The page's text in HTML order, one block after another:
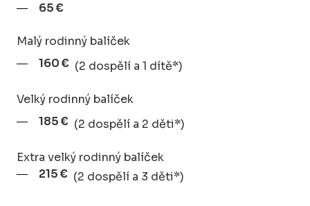
65 €
Malý rodinný balíček
160 € (2 dospělí a 1 dítě*)
Velký rodinný balíček
185 € (2 dospělí a 2 děti*)
Extra velký rodinný balíček
215 € (2 dospělí a 3 děti*)